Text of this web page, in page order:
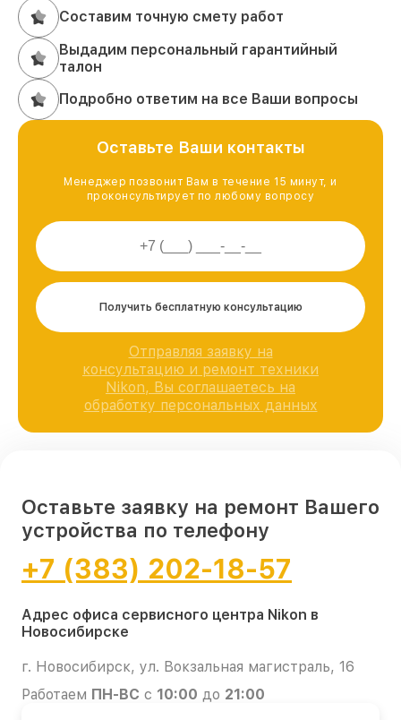
Составим точную смету работ
Выдадим персональный гарантийный
талон
Подробно ответим на все Ваши вопросы
Оставьте Ваши контакты
Менеджер позвонит Вам в течение 15 минут, и
проконсультирует по любому вопросу
Получить бесплатную консультацию
Отправляя заявку на
консультацию и ремонт техники
Nikon, Вы соглашаетесь на
обработку персональных данных
Оставьте заявку на ремонт Вашего
устройства по телефону
+7 (383) 202-18-57
Адрес офиса сервисного центра Nikon в
Новосибирске
г. Новосибирск, ул. Вокзальная магистраль, 16
Работаем ПН-ВС с 10:00 до 21:00